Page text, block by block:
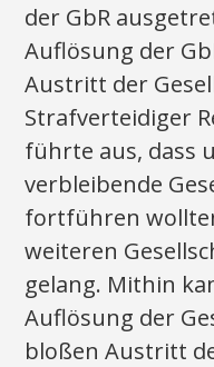
der GbR
Auflösung der
Austritt der
Strafverteidiger
führte aus, dass
verbleibende
fortführen
weiteren
gelang. Mithin
Auflösung der
bloßen Austritt